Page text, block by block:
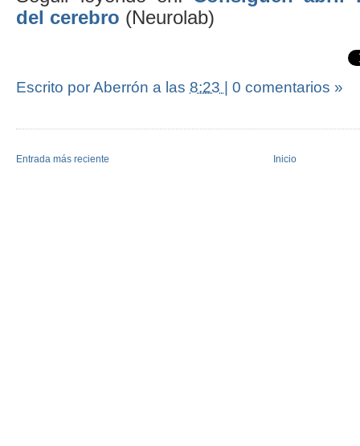
del cerebro (Neurolab)
Escrito por Aberrón a las 8:23 | 0 comentarios »
Entrada más reciente Inicio